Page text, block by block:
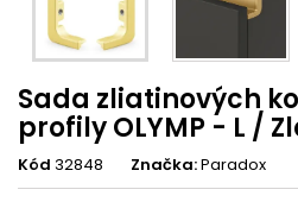
Sada zliatinových
profily OLYMP - L /
Kód 32848 Značka:Paradox